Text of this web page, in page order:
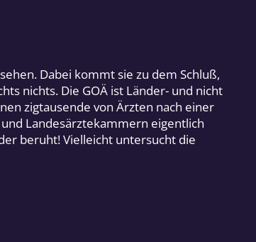
Dabei kommt sie zu dem Schluß,
nichts. Die GOÄ ist Länder- und nicht
zigtausende von Ärzten nach einer
Landesärztekammern eigentlich
beruht! Vielleicht untersucht die